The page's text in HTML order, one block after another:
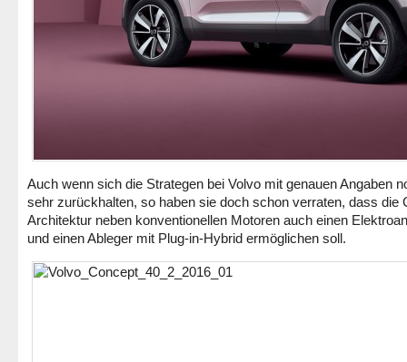
Auch wenn sich die Strategen bei Volvo mit genauen Angaben
sehr zurückhalten, so haben sie doch schon verraten, dass die
Architektur neben konventionellen Motoren auch einen
und einen Ableger mit Plug-in-Hybrid ermöglichen soll.